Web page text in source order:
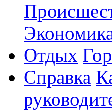
Отдых
Справка